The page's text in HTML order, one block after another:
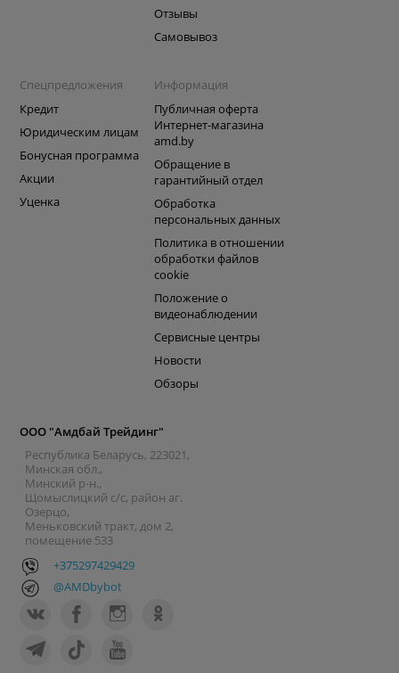
Отзывы
Самовывоз
Спецпредложения
Кредит
Юридическим лицам
Бонусная программа
Акции
Уценка
Информация
Публичная оферта
Интернет-магазина
amd.by
Обращение в
гарантийный отдел
Обработка
персональных данных
Политика в отношении
обработки файлов
cookie
Положение о
видеонаблюдении
Сервисные центры
Новости
Обзоры
ООО "Амдбай Трейдинг"
Республика Беларусь, 223021,
Минская обл.,
Минский р-н.,
Щомыслицкий с/с, район аг.
Озерцо,
Меньковский тракт, дом 2,
помещение 533
+375297429429
@AMDbybot